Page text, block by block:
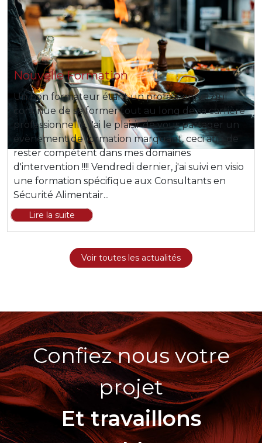
Nouvelle Formation
Un bon formateur étant un professionnel qui
continue de se former tout au long de sa carrière
professionnelle, j'ai le plaisir de vous partager un
évènement de formation marquant, ceci afin de
rester compétent dans mes domaines
d'intervention !!!! Vendredi dernier, j'ai suivi en visio
une formation spécifique aux Consultants en
Sécurité Alimentair...
Lire la suite
Voir toutes les actualités
Confiez nous votre
projet
Et travaillons